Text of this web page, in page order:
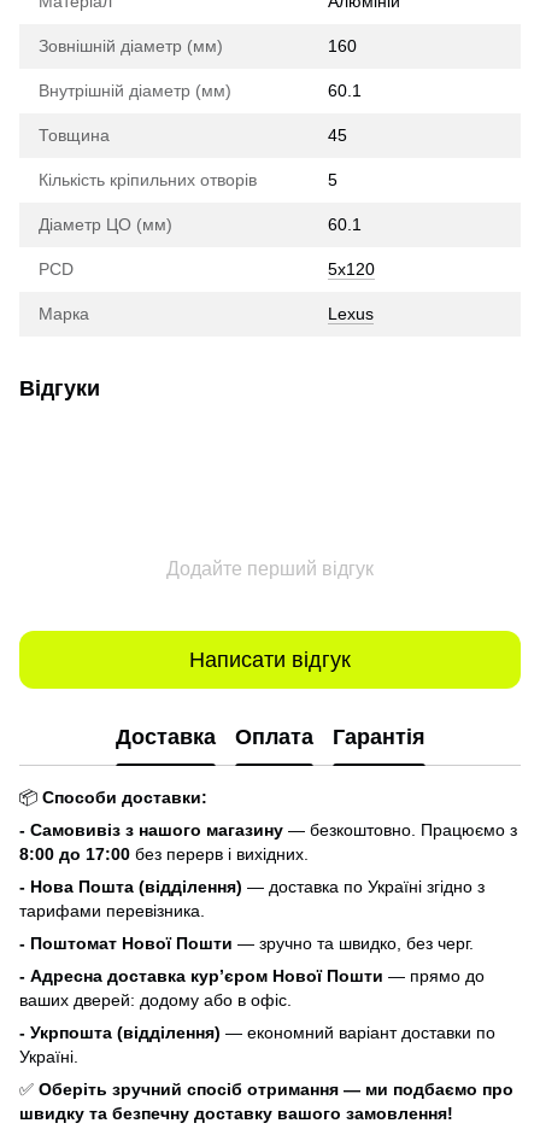
Зовнішній діаметр (мм) 160
Внутрішній діаметр (мм) 60.1
Товщина 45
Кількість кріпильних отворів 5
Діаметр ЦО (мм) 60.1
PCD 5x120
Марка Lexus
Відгуки
Додайте перший відгук
Написати відгук
Доставка Оплата Гарантія
📦 Способи доставки:
- Самовивіз з нашого магазину — безкоштовно. Працюємо з
8:00 до 17:00 без перерв і вихідних.
- Нова Пошта (відділення) — доставка по Україні згідно з
тарифами перевізника.
- Поштомат Нової Пошти — зручно та швидко, без черг.
- Адресна доставка кур’єром Нової Пошти — прямо до
ваших дверей: додому або в офіс.
- Укрпошта (відділення) — економний варіант доставки по
Україні.
✅ Оберіть зручний спосіб отримання — ми подбаємо про
швидку та безпечну доставку вашого замовлення!